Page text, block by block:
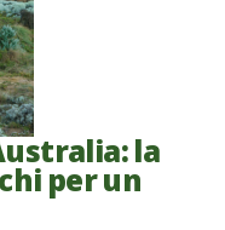
la
per un